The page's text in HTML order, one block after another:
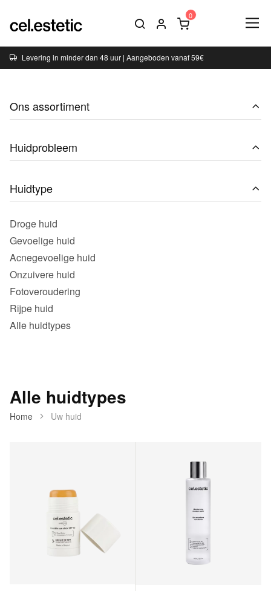
Levering in minder dan 48 uur | Aangeboden vanaf 59€
Ons assortiment
Huidprobleem
Huidtype
Droge huid
Gevoelige huid
Acnegevoelige huid
Onzuivere huid
Fotoveroudering
Rijpe huid
Alle huidtypes
Alle huidtypes
Home Uw huid